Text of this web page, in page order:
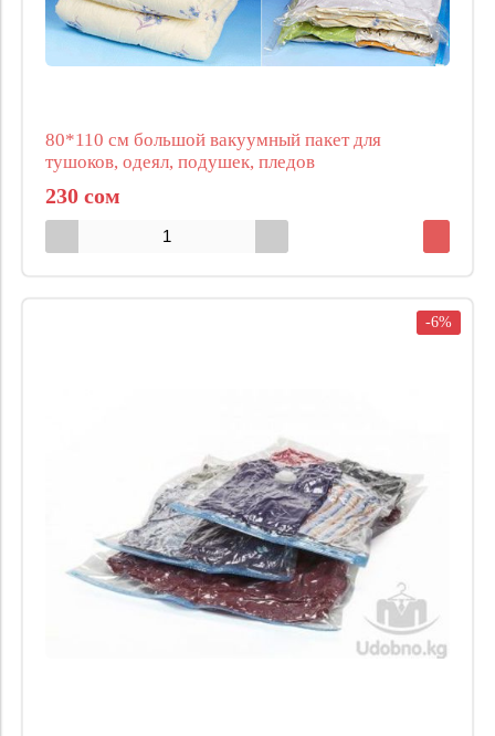
80*110 см большой вакуумный пакет для
тушоков, одеял, подушек, пледов
230 сом
-6%